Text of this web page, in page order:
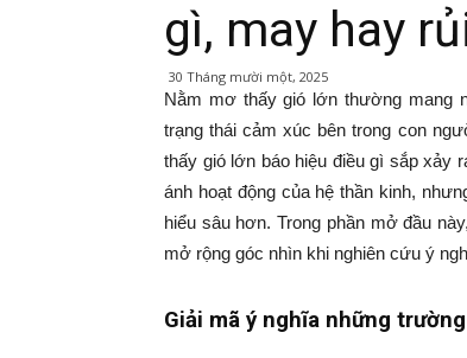
gì, may hay
30 Tháng mười một, 2025
Nằm mơ thấy gió lớn thường mang
trạng thái cảm xúc bên trong con
thấy gió lớn báo hiệu điều gì sắp xảy
ánh hoạt động của hệ thần kinh,
hiểu sâu hơn. Trong phần mở đầu
mở rộng góc nhìn khi nghiên cứu ý
Giải mã ý nghĩa những